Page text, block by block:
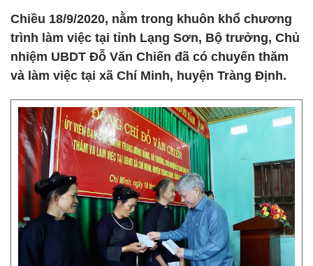
Chiều 18/9/2020, nằm trong khuôn khổ chương
trình làm việc tại tỉnh Lạng Sơn, Bộ trưởng, Chủ
nhiệm UBDT Đỗ Văn Chiến đã có chuyến thăm
và làm việc tại xã Chí Minh, huyện Tràng Định.